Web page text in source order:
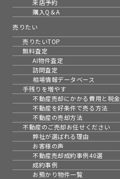
来店予約
購入Q＆A
売りたい
売りたいTOP
無料査定
AI物件査定
訪問査定
相場情報データベース
手残りを増やす
不動産売却にかかる費用と税金
不動産を好条件で売る方法
不動産の売却方法
不動産のご売却お任せください
弊社が選ばれる理由
お客様の声
不動産売却成約事例40選
成約事例
お預かり物件一覧